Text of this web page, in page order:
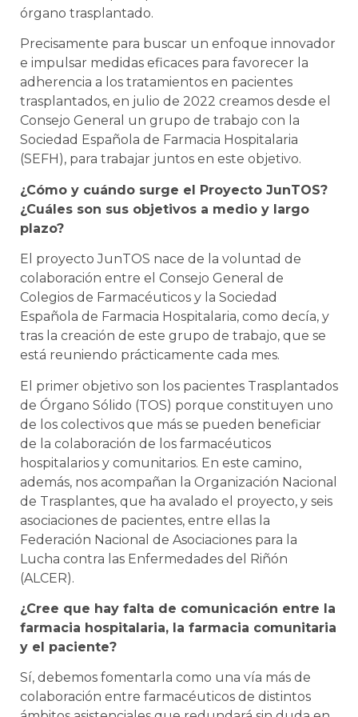
órgano trasplantado.
Precisamente para buscar un enfoque innovador
e impulsar medidas eficaces para favorecer la
adherencia a los tratamientos en pacientes
trasplantados, en julio de 2022 creamos desde el
Consejo General un grupo de trabajo con la
Sociedad Española de Farmacia Hospitalaria
(SEFH), para trabajar juntos en este objetivo.
¿Cómo y cuándo surge el Proyecto JunTOS?
¿Cuáles son sus objetivos a medio y largo
plazo?
El proyecto JunTOS nace de la voluntad de
colaboración entre el Consejo General de
Colegios de Farmacéuticos y la Sociedad
Española de Farmacia Hospitalaria, como decía, y
tras la creación de este grupo de trabajo, que se
está reuniendo prácticamente cada mes.
El primer objetivo son los pacientes Trasplantados
de Órgano Sólido (TOS) porque constituyen uno
de los colectivos que más se pueden beneficiar
de la colaboración de los farmacéuticos
hospitalarios y comunitarios. En este camino,
además, nos acompañan la Organización Nacional
de Trasplantes, que ha avalado el proyecto, y seis
asociaciones de pacientes, entre ellas la
Federación Nacional de Asociaciones para la
Lucha contra las Enfermedades del Riñón
(ALCER).
¿Cree que hay falta de comunicación entre la
farmacia hospitalaria, la farmacia comunitaria
y el paciente?
Sí, debemos fomentarla como una vía más de
colaboración entre farmacéuticos de distintos